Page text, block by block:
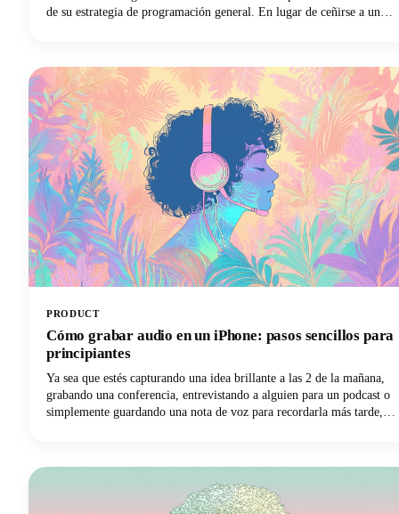
de su estrategia de programación general. En lugar de ceñirse a un
interactivos en directo.
PRODUCT
Cómo grabar audio en un iPhone: pasos sencillos para
principiantes
Ya sea que estés capturando una idea brillante a las 2 de la mañana,
grabando una conferencia, entrevistando a alguien para un podcast o
simplemente guardando una nota de voz para recordarla más tarde,